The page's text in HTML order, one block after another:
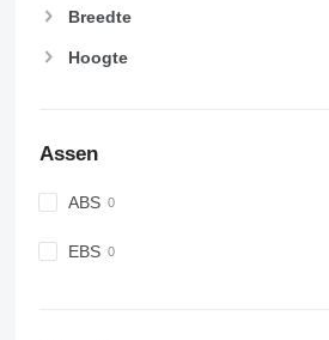
Breedte
Hoogte
Assen
ABS
EBS